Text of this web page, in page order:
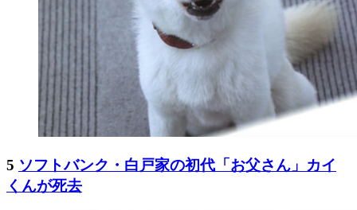
5 ソフトバンク・白戸家の初代「お父さん」カイ
くんが死去